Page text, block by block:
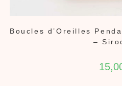
Boucles d’Oreilles
–